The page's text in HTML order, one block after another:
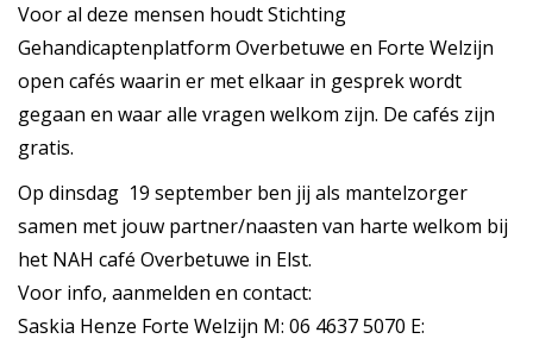
Voor al deze mensen houdt Stichting
Gehandicaptenplatform Overbetuwe en Forte Welzijn
open cafés waarin er met elkaar in gesprek wordt
gegaan en waar alle vragen welkom zijn. De cafés zijn
gratis.
Op dinsdag 19 september ben jij als mantelzorger
samen met jouw partner/naasten van harte welkom bij
het NAH café Overbetuwe in Elst.
Voor info, aanmelden en contact:
Saskia Henze Forte Welzijn M: 06 4637 5070 E: